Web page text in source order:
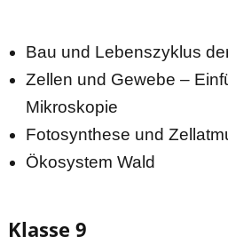
Bau und Lebenszyklus
Zellen und Gewebe –
Mikroskopie
Fotosynthese und
Ökosystem Wald
Klasse 9